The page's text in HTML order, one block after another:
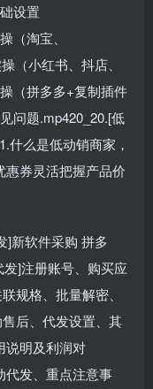
设置
（淘宝、
（小红书、抖店、
（拼多多+复制插件
问题.mp420_20.[低
什么是低动销商家，
惠券灵活把握产品价
]新软件采购 拼多
]注册账号、购买应
规格、批量解密、
后、代发设置、其
说明及利润对
代发、重点注意事